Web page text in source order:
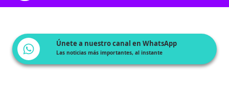
Únete a nuestro canal en WhatsApp
Las noticias más importantes, al instante